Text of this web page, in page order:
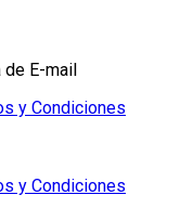
de E-mail
y Condiciones
y Condiciones